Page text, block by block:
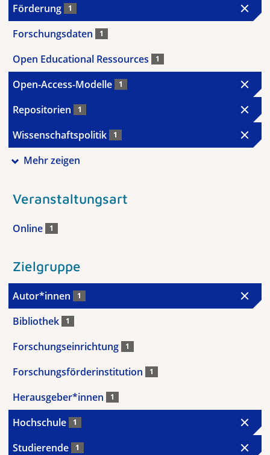
Förderung 1
Forschungsdaten 1
Open Educational Ressources 1
Open-Access-Modelle 1
Repositorien 1
Wissenschaftspolitik 1
Mehr zeigen
Veranstaltungsart
Online 1
Zielgruppe
Autor*innen 1
Bibliothek 1
Forschungseinrichtung 1
Forschungsförderinstitution 1
Herausgeber*innen 1
Hochschule 1
Studierende 1